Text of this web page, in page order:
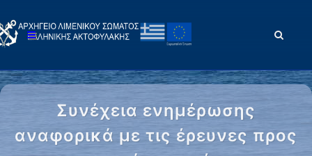
Συνέχεια ενημέρωσης
αναφορικά με τις έρευνες προς